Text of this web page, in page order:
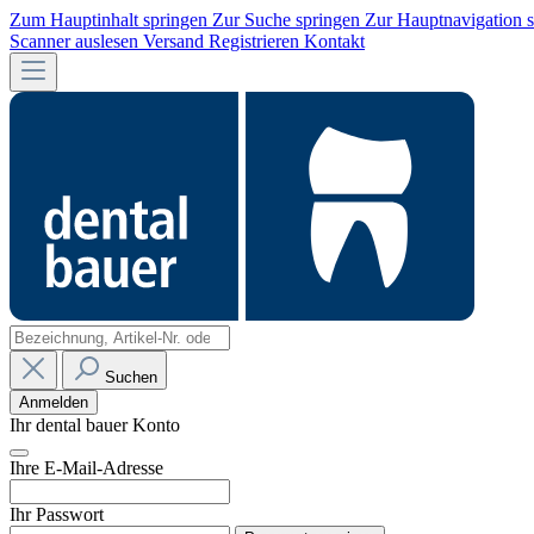
Zum Hauptinhalt springen Zur Suche springen Zur Hauptnavigation
Scanner auslesen Versand Registrieren Kontakt
Suchen
Anmelden
Ihr dental bauer Konto
Ihre E-Mail-Adresse
Ihr Passwort